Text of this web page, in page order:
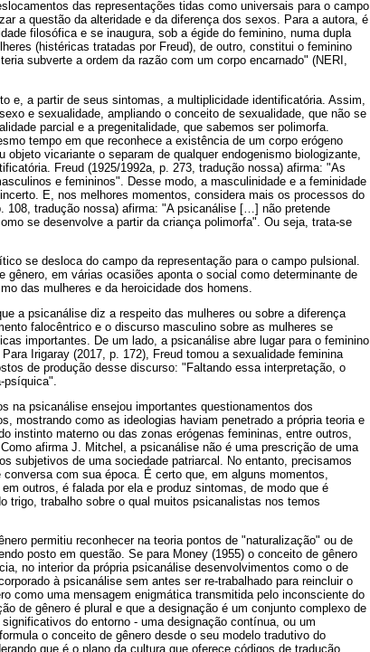
das representações tidas como universais para o campo
a questão da alteridade e da diferença dos sexos. Para a autora, é
filosófica e se inaugura, sob a égide do feminino, numa dupla
(histéricas tratadas por Freud), de outro, constitui o feminino
subverte a ordem da razão com um corpo encarnado" (NERI,
e, a partir de seus sintomas, a multiplicidade identificatória. Assim,
e sexualidade, ampliando o conceito de sexualidade, que não se
parcial e a pregenitalidade, que sabemos ser polimorfa.
tempo em que reconhece a existência de um corpo erógeno
vicariante o separam de qualquer endogenismo biologizante,
Freud (1925/1992a, p. 273, tradução nossa) afirma: "As
e femininos". Desse modo, a masculinidade e a feminidade
E, nos melhores momentos, considera mais os processos do
108, tradução nossa) afirma: "A psicanálise [
] não pretende
se desenvolve a partir da criança polimorfa". Ou seja, trata-se
se desloca do campo da representação para o campo pulsional.
gênero, em várias ocasiões aponta o social como determinante de
das mulheres e da heroicidade dos homens.
a psicanálise diz a respeito das mulheres ou sobre a diferença
falocêntrico e o discurso masculino sobre as mulheres se
importantes. De um lado, a psicanálise abre lugar para o feminino
Irigaray (2017, p. 172), Freud tomou a sexualidade feminina
de produção desse discurso: "Faltando essa interpretação, o
na psicanálise ensejou importantes questionamentos dos
mostrando como as ideologias haviam penetrado a própria teoria e
instinto materno ou das zonas erógenas femininas, entre outros,
afirma J. Mitchel, a psicanálise não é uma prescrição de uma
subjetivos de uma sociedade patriarcal. No entanto, precisamos
com sua época. É certo que, em alguns momentos,
outros, é falada por ela e produz sintomas, de modo que é
trigo, trabalho sobre o qual muitos psicanalistas nos temos
permitiu reconhecer na teoria pontos de "naturalização" ou de
posto em questão. Se para Money (1955) o conceito de gênero
no interior da própria psicanálise desenvolvimentos como o de
à psicanálise sem antes ser re-trabalhado para reincluir o
como uma mensagem enigmática transmitida pelo inconsciente do
de gênero é plural e que a designação é um conjunto complexo de
do entorno - uma designação contínua, ou um
o conceito de gênero desde o seu modelo tradutivo do
que é o plano da cultura que oferece códigos de tradução.